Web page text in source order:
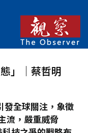
態」│蔡哲明
發全球關注，象徵
流，嚴重威脅